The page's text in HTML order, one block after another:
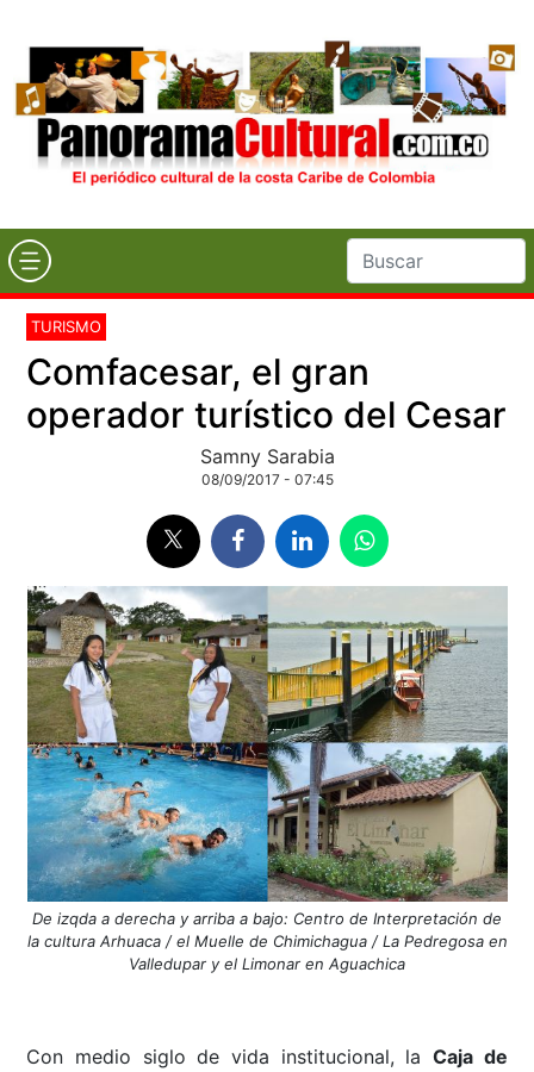
TURISMO
Comfacesar, el gran
operador turístico del Cesar
Samny Sarabia
08/09/2017 - 07:45
De izqda a derecha y arriba a bajo: Centro de Interpretación de
la cultura Arhuaca / el Muelle de Chimichagua / La Pedregosa en
Valledupar y el Limonar en Aguachica
Con medio siglo de vida institucional, la Caja de